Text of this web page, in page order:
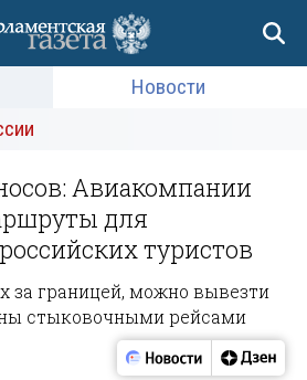
Новости
Авиакомпании
для
туристов
за границей, можно вывезти
стыковочными рейсами